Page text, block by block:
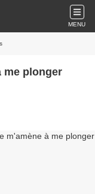
MENU
me plonger